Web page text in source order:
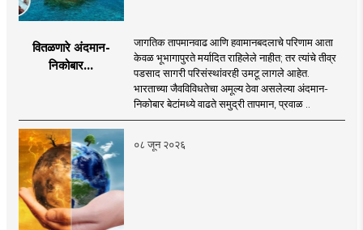
वितळणारे अंदमान-
निकोबार...
जागतिक तापमानवाढ आणि हवामानबदलाचे परिणाम आता
केवळ भूभागापुरते मर्यादित राहिलेले नाहीत; तर त्यांचे तीव्र
पडसाद सागरी परिसंस्थांवरही उमटू लागले आहेत.
भारताच्या जैवविविधतेचा अमूल्य ठेवा असलेल्या अंदमान-
निकोबार बेटांमध्ये वाढते समुद्री तापमान, प्रवाळ ..
०८ जून २०२६